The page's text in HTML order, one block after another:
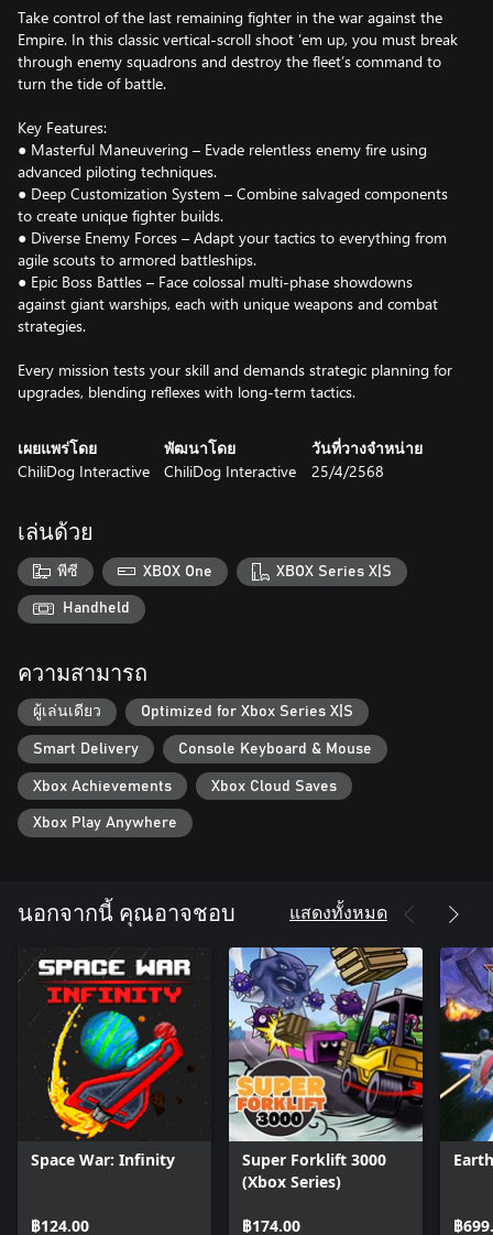
Take control of the last remaining fighter in the war against the
Empire. In this classic vertical-scroll shoot ’em up, you must break
through enemy squadrons and destroy the fleet’s command to
turn the tide of battle.
Key Features:
● Masterful Maneuvering – Evade relentless enemy fire using
advanced piloting techniques.
● Deep Customization System – Combine salvaged components
to create unique fighter builds.
● Diverse Enemy Forces – Adapt your tactics to everything from
agile scouts to armored battleships.
● Epic Boss Battles – Face colossal multi-phase showdowns
against giant warships, each with unique weapons and combat
strategies.
Every mission tests your skill and demands strategic planning for
upgrades, blending reflexes with long-term tactics.
เผยแพร่โดย
ChiliDog Interactive
พัฒนาโดย
ChiliDog Interactive
วันที่วางจำหน่าย
25/4/2568
เล่นด้วย
พีซี XBOX One XBOX Series X|S
Handheld
ความสามารถ
ผู้เล่นเดียว Optimized for Xbox Series X|S
Smart Delivery Console Keyboard & Mouse
Xbox Achievements Xbox Cloud Saves
Xbox Play Anywhere
นอกจากนี้ คุณอาจชอบ แสดงทั้งหมด
Space War: Infinity
฿124.00
Super Forklift 3000
(Xbox Series)
฿174.00 ฿